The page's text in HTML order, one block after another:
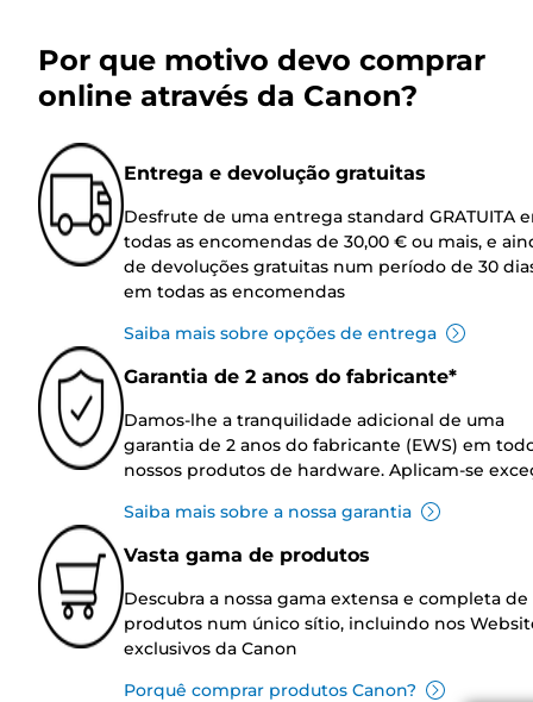
Por que motivo devo comprar
online através da Canon?
Entrega e devolução gratuitas
Desfrute de uma entrega standard GRATUITA
todas as encomendas de 30,00 € ou mais, e
de devoluções gratuitas num período de 30
em todas as encomendas
Saiba mais sobre opções de entrega
Garantia de 2 anos do fabricante*
Damos-lhe a tranquilidade adicional de uma
garantia de 2 anos do fabricante (EWS) em
nossos produtos de hardware. Aplicam-se
Saiba mais sobre a nossa garantia
Vasta gama de produtos
Descubra a nossa gama extensa e completa de
produtos num único sítio, incluindo nos
exclusivos da Canon
Porquê comprar produtos Canon?